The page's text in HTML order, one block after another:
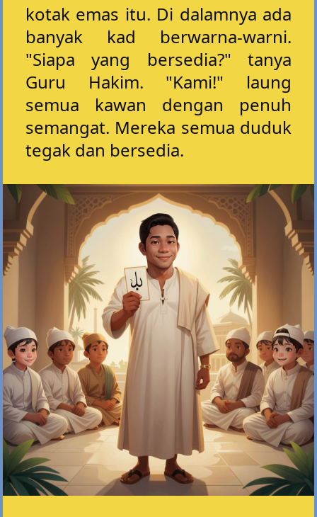
kotak emas itu. Di dalamnya ada
banyak kad berwarna-warni.
"Siapa yang bersedia?" tanya
Guru Hakim. "Kami!" laung
semua kawan dengan penuh
semangat. Mereka semua duduk
tegak dan bersedia.